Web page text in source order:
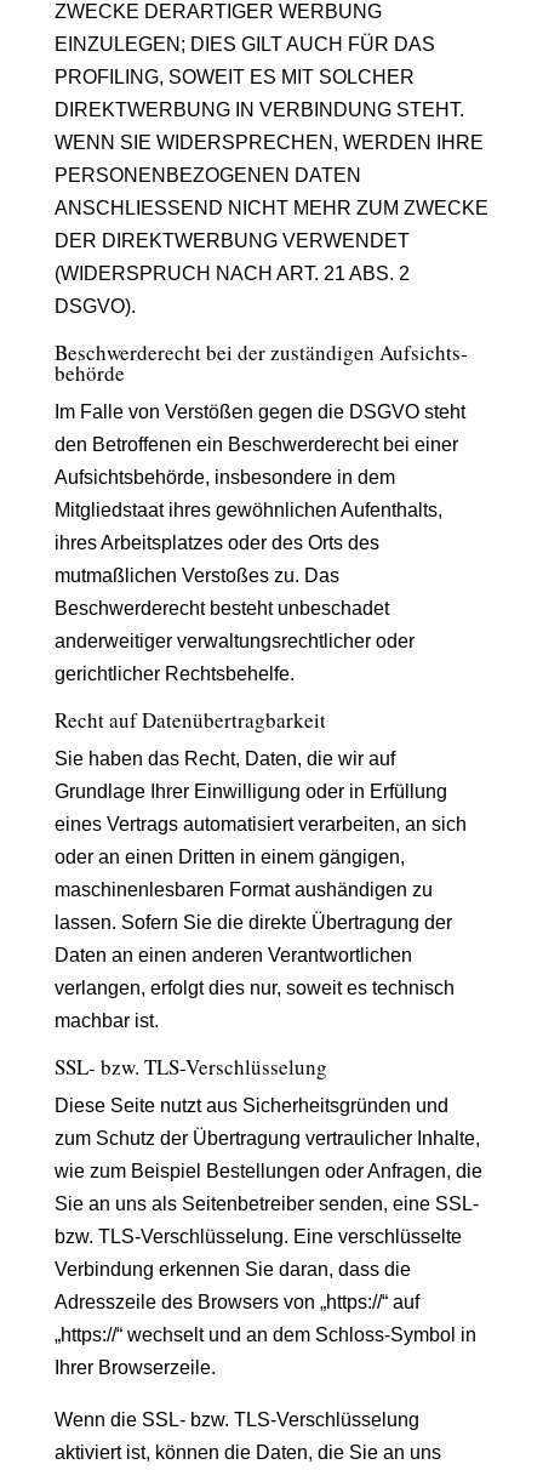
ZWECKE DERARTIGER WERBUNG
EINZULEGEN; DIES GILT AUCH FÜR DAS
PROFILING, SOWEIT ES MIT SOLCHER
DIREKTWERBUNG IN VERBINDUNG STEHT.
WENN SIE WIDERSPRECHEN, WERDEN IHRE
PERSONENBEZOGENEN DATEN
ANSCHLIESSEND NICHT MEHR ZUM ZWECKE
DER DIREKTWERBUNG VERWENDET
(WIDERSPRUCH NACH ART. 21 ABS. 2
DSGVO).
Beschwerde­recht bei der zuständigen Aufsichts­
behörde
Im Falle von Verstößen gegen die DSGVO steht
den Betroffenen ein Beschwerderecht bei einer
Aufsichtsbehörde, insbesondere in dem
Mitgliedstaat ihres gewöhnlichen Aufenthalts,
ihres Arbeitsplatzes oder des Orts des
mutmaßlichen Verstoßes zu. Das
Beschwerderecht besteht unbeschadet
anderweitiger verwaltungsrechtlicher oder
gerichtlicher Rechtsbehelfe.
Recht auf Daten­übertrag­barkeit
Sie haben das Recht, Daten, die wir auf
Grundlage Ihrer Einwilligung oder in Erfüllung
eines Vertrags automatisiert verarbeiten, an sich
oder an einen Dritten in einem gängigen,
maschinenlesbaren Format aushändigen zu
lassen. Sofern Sie die direkte Übertragung der
Daten an einen anderen Verantwortlichen
verlangen, erfolgt dies nur, soweit es technisch
machbar ist.
SSL- bzw. TLS-Verschlüsselung
Diese Seite nutzt aus Sicherheitsgründen und
zum Schutz der Übertragung vertraulicher Inhalte,
wie zum Beispiel Bestellungen oder Anfragen, die
Sie an uns als Seitenbetreiber senden, eine SSL-
bzw. TLS-Verschlüsselung. Eine verschlüsselte
Verbindung erkennen Sie daran, dass die
Adresszeile des Browsers von „https://“ auf
„https://“ wechselt und an dem Schloss-Symbol in
Ihrer Browserzeile.
Wenn die SSL- bzw. TLS-Verschlüsselung
aktiviert ist, können die Daten, die Sie an uns